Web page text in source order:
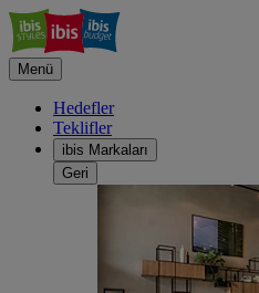
Menü
Hedefler
Teklifler
ibis Markaları
Geri